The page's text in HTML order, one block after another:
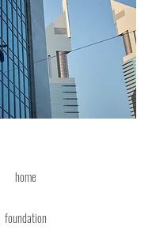
home
foundation